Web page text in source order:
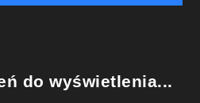
do wyświetlenia...